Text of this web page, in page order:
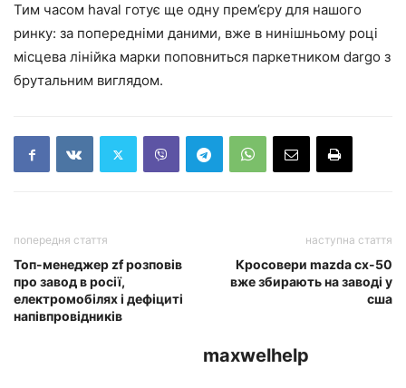
Тим часом haval готує ще одну прем’єру для нашого
ринку: за попередніми даними, вже в нинішньому році
місцева лінійка марки поповниться паркетником dargo з
брутальним виглядом.
попередня стаття
Топ-менеджер zf розповів
про завод в росії,
електромобілях і дефіциті
напівпровідників
наступна стаття
Кросовери mazda cx-50
вже збирають на заводі у
сша
maxwelhelp